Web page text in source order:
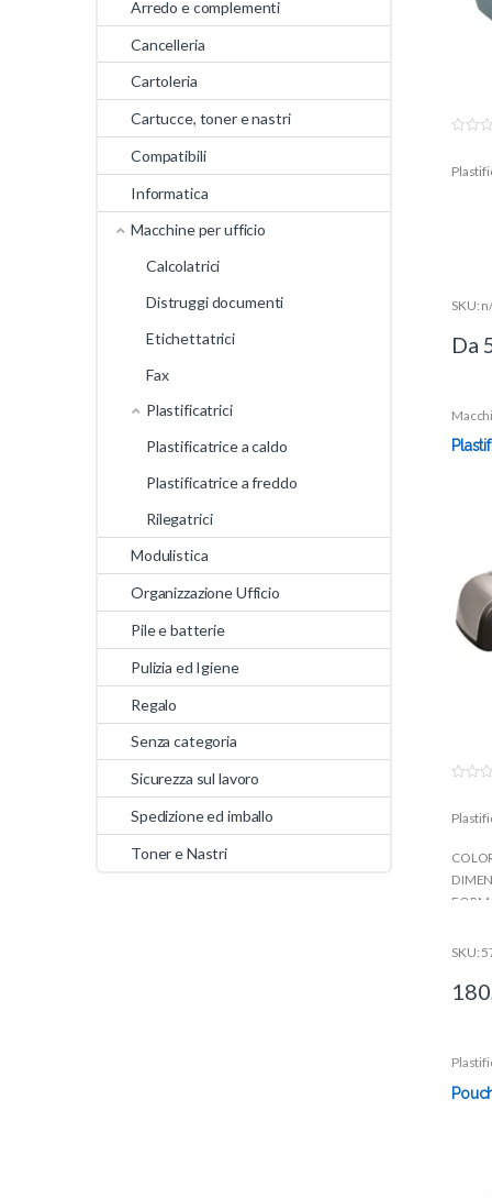
u
SKU:
Da
u
f
SKU:
Arredo e complementi
Cancelleria
Cartoleria
Cartucce, toner e nastri
Compatibili
Informatica
Macchine per ufficio
Calcolatrici
Distruggi documenti
Etichettatrici
Fax
Plastificatrici
Plastificatrice a caldo
Plastificatrice a freddo
Rilegatrici
Modulistica
Organizzazione Ufficio
Pile e batterie
Pulizia ed Igiene
Regalo
Senza categoria
Sicurezza sul lavoro
Spedizione ed imballo
Toner e Nastri